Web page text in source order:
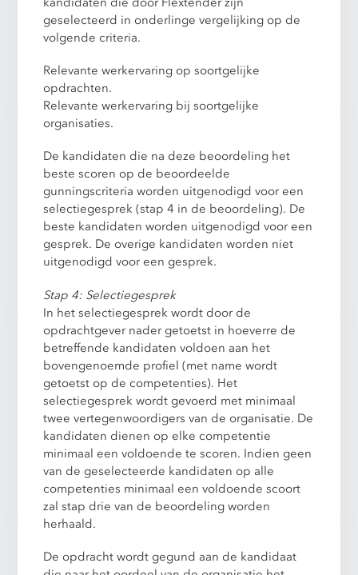
geselecteerd in onderlinge vergelijking op de
volgende criteria.
Relevante werkervaring op soortgelijke
opdrachten.
Relevante werkervaring bij soortgelijke
organisaties.
De kandidaten die na deze beoordeling het
beste scoren op de beoordeelde
gunningscriteria worden uitgenodigd voor een
selectiegesprek (stap 4 in de beoordeling). De
beste kandidaten worden uitgenodigd voor een
gesprek. De overige kandidaten worden niet
uitgenodigd voor een gesprek.
Stap 4: Selectiegesprek
In het selectiegesprek wordt door de
opdrachtgever nader getoetst in hoeverre de
betreffende kandidaten voldoen aan het
bovengenoemde profiel (met name wordt
getoetst op de competenties). Het
selectiegesprek wordt gevoerd met minimaal
twee vertegenwoordigers van de organisatie. De
kandidaten dienen op elke competentie
minimaal een voldoende te scoren. Indien geen
van de geselecteerde kandidaten op alle
competenties minimaal een voldoende scoort
zal stap drie van de beoordeling worden
herhaald.
De opdracht wordt gegund aan de kandidaat